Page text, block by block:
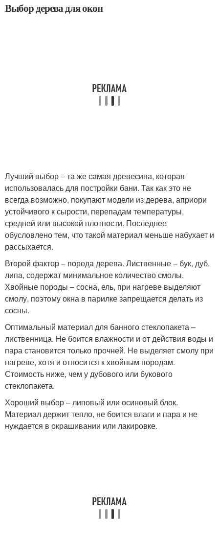
Выбор дерева для окон
Лучший выбор – та же самая древесина, которая
использовалась для постройки бани. Так как это не
всегда возможно, покупают модели из дерева, априори
устойчивого к сырости, перепадам температуры,
средней или высокой плотности. Последнее
обусловлено тем, что такой материал меньше набухает и
рассыхается.
Второй фактор – порода дерева. Лиственные – бук, дуб,
липа, содержат минимальное количество смолы.
Хвойные породы – сосна, ель, при нагреве выделяют
смолу, поэтому окна в парилке запрещается делать из
сосны.
Оптимальный материал для банного стеклопакета –
лиственница. Не боится влажности и от действия воды и
пара становится только прочней. Не выделяет смолу при
нагреве, хотя и относится к хвойным породам.
Стоимость ниже, чем у дубового или букового
стеклопакета.
Хороший выбор – липовый или осиновый блок.
Материал держит тепло, не боится влаги и пара и не
нуждается в окрашивании или лакировке.